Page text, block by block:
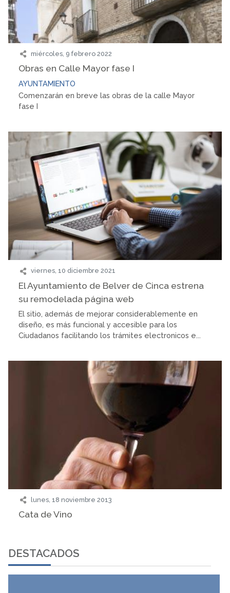
miércoles, 9 febrero 2022
Obras en Calle Mayor fase I
AYUNTAMIENTO
Comenzarán en breve las obras de la calle Mayor
fase I
viernes, 10 diciembre 2021
El Ayuntamiento de Belver de Cinca estrena
su remodelada página web
El sitio, además de mejorar considerablemente en
diseño, es más funcional y accesible para los
Ciudadanos facilitando los trámites electronicos e...
lunes, 18 noviembre 2013
Cata de Vino
DESTACADOS